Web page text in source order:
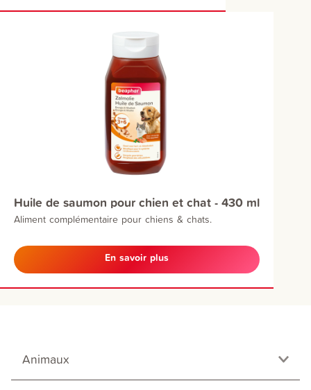
Huile de saumon pour chien et chat - 430 ml
Aliment complémentaire pour chiens & chats.
En savoir plus
Animaux